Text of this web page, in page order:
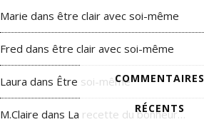
COMMENTAIRES
RÉCENTS
Marie dans être clair avec soi-même
Fred dans être clair avec soi-même
Laura dans Être soi-même
M.Claire dans La recette du bonheur…